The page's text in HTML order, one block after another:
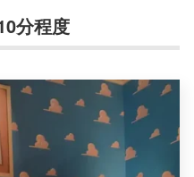
分程度